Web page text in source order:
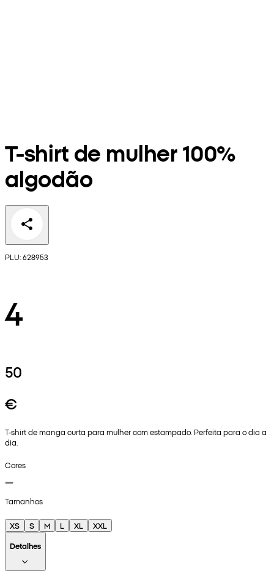
T-shirt de mulher 100%
algodão
PLU: 628953
4
50
€
T-shirt de manga curta para mulher com estampado. Perfeita para o dia a
dia.
Cores
Tamanhos
XS S M L XL
XXL
Detalhes